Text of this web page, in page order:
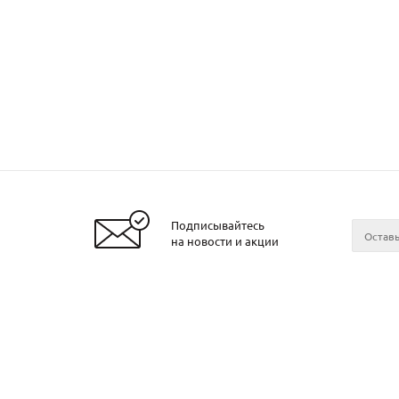
Подписывайтесь
на новости и акции
Заказать металл